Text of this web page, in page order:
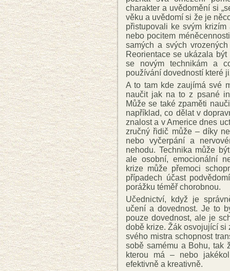
charakter a uvědomění si
věku a uvědomí si že je
přistupovali ke svým
nebo pocitem
samých a svých
Reorientace se ukázala
se novým technikám a
používání dovedností které
A to tam kde zaujímá své
naučit jak na to z psané
Může se také zpaměti
například, co dělat v
znalost a v Americe dnes
zručný řidič může – díky
nebo vyčerpání a
nehodu. Technika může
ale osobní, emocionální
krize může přemoci
případech účast
porážku téměř chorobnou.
Učednictví, když je
učení a dovednost. Je to
pouze dovednost, ale je
době krize. Žák osvojující
svého mistra schopnost
sobě samému a Bohu, tak
kterou má – nebo
efektivně a kreativně.